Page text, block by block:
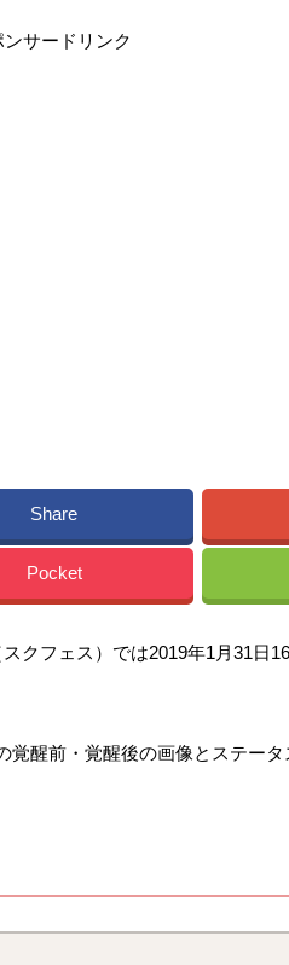
ンサードリンク
Share
Pocket
クフェス）では2019年1月31日
醒前・覚醒後の画像とステー